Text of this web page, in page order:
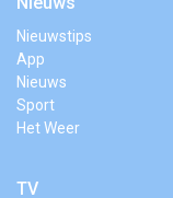
Nieuwstips
App
Nieuws
Sport
Het Weer
TV